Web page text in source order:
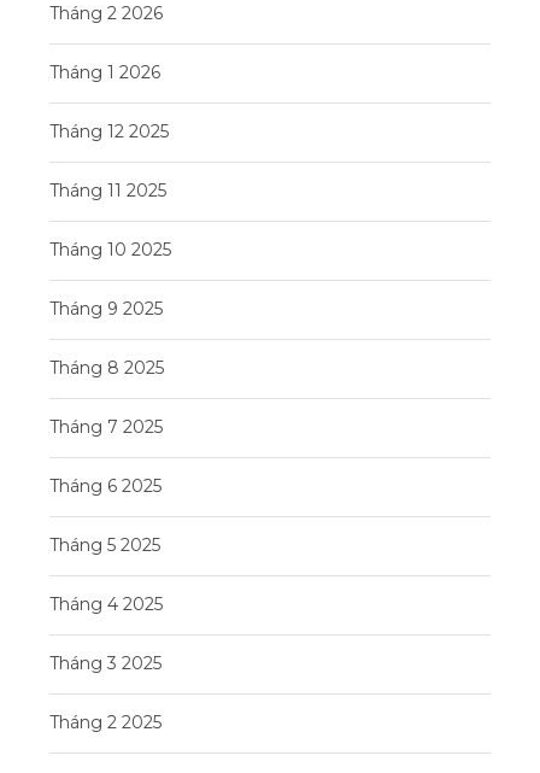
Tháng 2 2026
Tháng 1 2026
Tháng 12 2025
Tháng 11 2025
Tháng 10 2025
Tháng 9 2025
Tháng 8 2025
Tháng 7 2025
Tháng 6 2025
Tháng 5 2025
Tháng 4 2025
Tháng 3 2025
Tháng 2 2025